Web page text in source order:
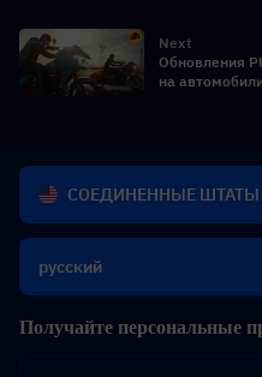
Next
Обновления
на
СОЕДИНЕННЫЕ ШТАТЫ
русский
Получайте персональные